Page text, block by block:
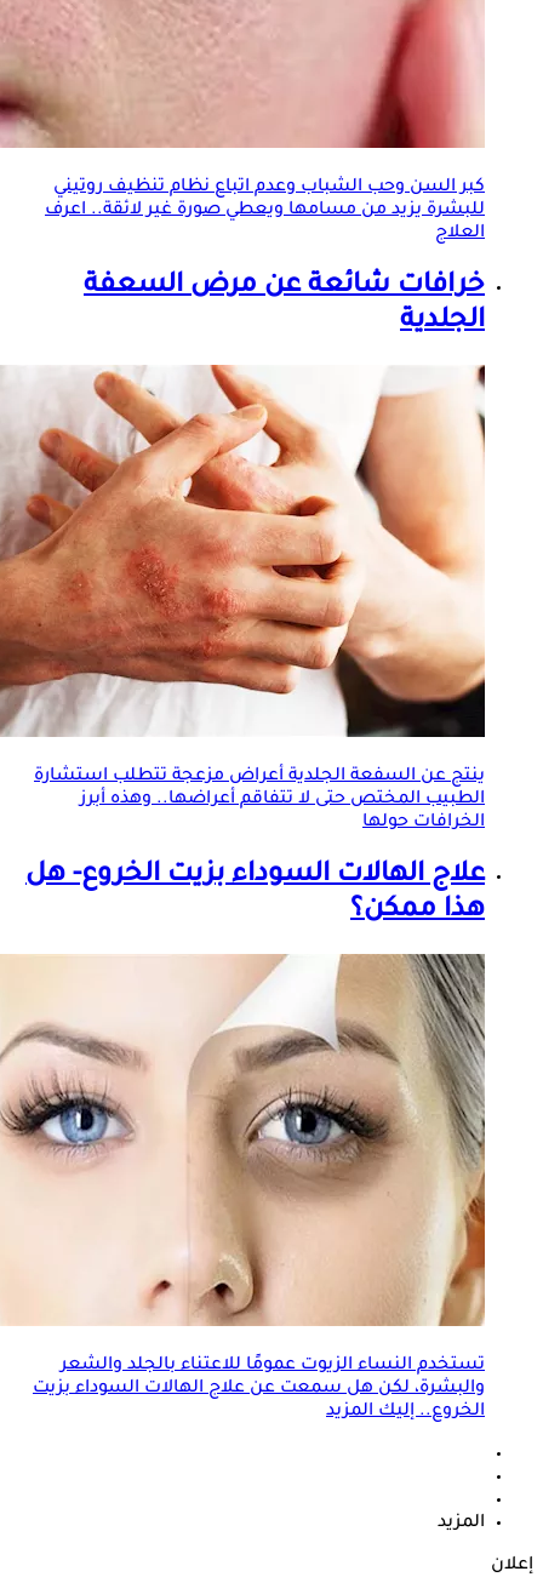
كبر السن وحب الشباب وعدم اتباع نظام تنظيف روتيني
للبشرة يزيد من مسامها ويعطي صورة غير لائقة.. اعرف
العلاج
خرافات شائعة عن مرض السعفة
الجلدية
ينتج عن السفعةالجلدية أعراض مزعجة تتطلب استشارة
الطبيب المختص حتى لا تتفاقم أعراضها.. وهذه أبرز
الخرافات حولها
علاج الهالات السوداء بزيت الخروع- هل
هذا ممكن؟
تستخدم النساء الزيوت عمومًا للاعتناء بالجلدوالشعر
والبشرة، لكن هل سمعت عن علاج الهالات السوداء بزيت
الخروع.. إليك المزيد
المزيد
إعلان